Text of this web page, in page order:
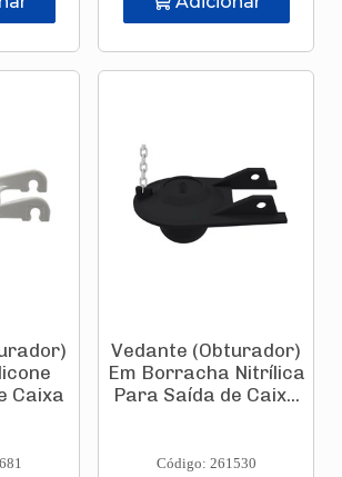
Caixa
Vedante (Obturador)
Em Borracha Nitrílica
Para Saída de Caix...
Código: 261530